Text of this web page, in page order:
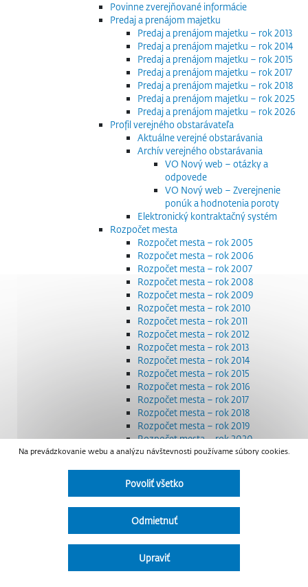
Povinne zverejňované informácie
Predaj a prenájom majetku
Predaj a prenájom majetku – rok 2013
Predaj a prenájom majetku – rok 2014
Predaj a prenájom majetku – rok 2015
Predaj a prenájom majetku – rok 2017
Predaj a prenájom majetku – rok 2018
Predaj a prenájom majetku – rok 2025
Predaj a prenájom majetku – rok 2026
Profil verejného obstarávateľa
Aktuálne verejné obstarávania
Archív verejného obstarávania
VO Nový web – otázky a
odpovede
VO Nový web – Zverejnenie
ponúk a hodnotenia poroty
Elektronický kontraktačný systém
Rozpočet mesta
Rozpočet mesta – rok 2005
Rozpočet mesta – rok 2006
Rozpočet mesta – rok 2007
Rozpočet mesta – rok 2008
Rozpočet mesta – rok 2009
Rozpočet mesta – rok 2010
Rozpočet mesta – rok 2011
Rozpočet mesta – rok 2012
Rozpočet mesta – rok 2013
Rozpočet mesta – rok 2014
Rozpočet mesta – rok 2015
Rozpočet mesta – rok 2016
Rozpočet mesta – rok 2017
Rozpočet mesta – rok 2018
Rozpočet mesta – rok 2019
Rozpočet mesta – rok 2020
Rozpočet mesta – rok 2021
Rozpočet mesta – rok 2023
Rozpočet mesta – rok 2024
Rozpočet mesta – rok 2026
Strategické dokumenty
Transparentnosť a výdavky na štátnu reklamu
Úradná tabuľa
Na prevádzkovanie webu a analýzu návštevnosti používame súbory cookies.
Povoliť všetko
Odmietnuť
Upraviť